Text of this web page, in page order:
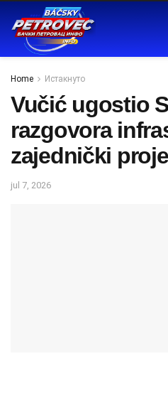
Home Истакнуто
Vučić ugostio
razgovora
zajednički
jul 7, 2026